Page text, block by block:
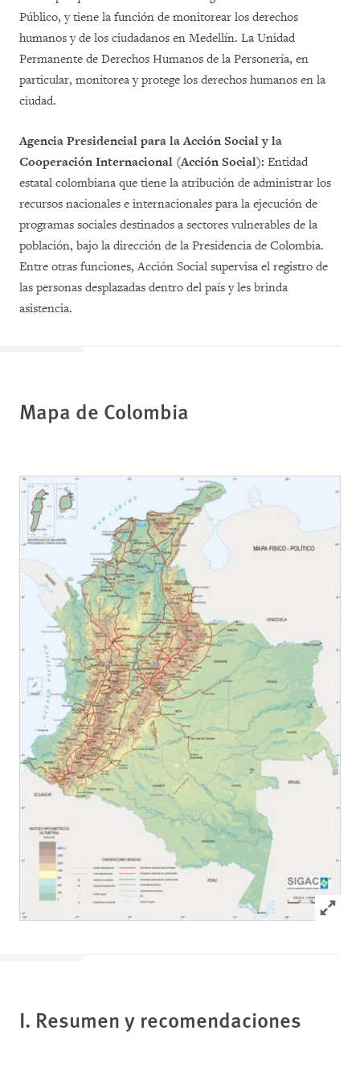
Público, y tiene la función de monitorear los derechos
humanos y de los ciudadanos en Medellín. La Unidad
Permanente de Derechos Humanos de la Personería, en
particular, monitorea y protege los derechos humanos en la
ciudad.
Agencia Presidencial para la Acción Social y la
Cooperación Internacional (Acción Social): Entidad
estatal colombiana que tiene la atribución de administrar los
recursos nacionales e internacionales para la ejecución de
programas sociales destinados a sectores vulnerables de la
población, bajo la dirección de la Presidencia de Colombia.
Entre otras funciones, Acción Social supervisa el registro de
las personas desplazadas dentro del país y les brinda
asistencia.
Mapa de Colombia
Click to
I. Resumen y recomendaciones